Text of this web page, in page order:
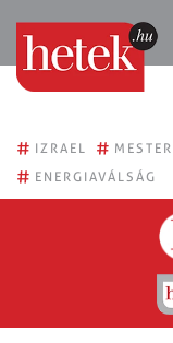
# IZRAEL #
# ENERGIAVÁLSÁG